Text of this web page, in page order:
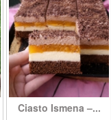
Ciasto Ismena –...